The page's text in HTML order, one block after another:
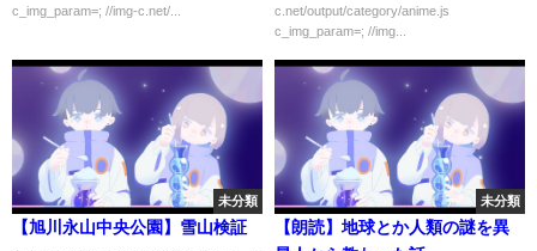
c_img_param=; //img-c.net/...
c.net/output/category/anime.js
c_img_param=; //img...
未分類
【旭川永山中央公園】雪山検証
未分類
【朗読】地球とか人類の謎を異